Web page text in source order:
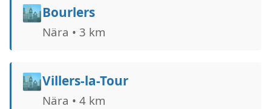
🏙️Bourlers
Nära • 3 km
🏙️Villers-la-Tour
Nära • 4 km